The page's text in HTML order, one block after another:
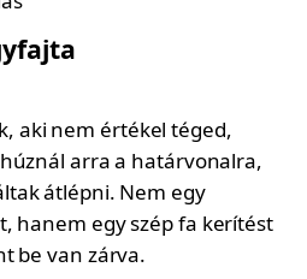
aki nem értékel téged,
arra a határvonalra,
átlépni. Nem egy
hanem egy szép fa kerítést
be van zárva.